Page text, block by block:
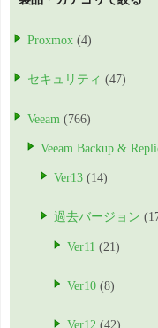
Proxmox (4)
セキュリティ (47)
Veeam (766)
Veeam Backup &
Ver13 (14)
過去バージョン
Ver11 (21)
Ver10 (8)
Ver12 (42)